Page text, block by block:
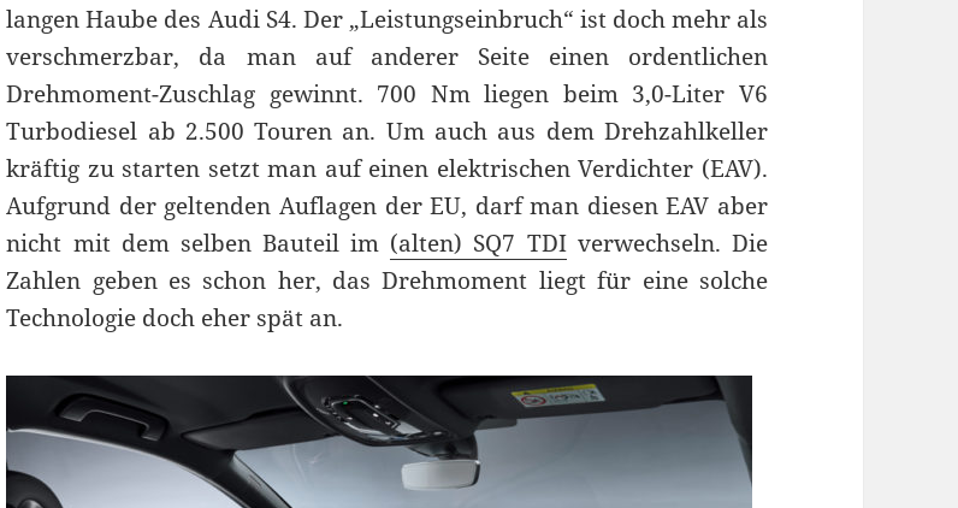
langen Haube des Audi S4. Der „Leistungseinbruch“ ist doch mehr als
verschmerzbar, da man auf anderer Seite einen ordentlichen
Drehmoment-Zuschlag gewinnt. 700 Nm liegen beim 3,0-Liter V6
Turbodiesel ab 2.500 Touren an. Um auch aus dem Drehzahlkeller
kräftig zu starten setzt man auf einen elektrischen Verdichter (EAV).
Aufgrund der geltenden Auflagen der EU, darf man diesen EAV aber
nicht mit dem selben Bauteil im (alten) SQ7 TDIverwechseln. Die
Zahlen geben es schon her, das Drehmoment liegt für eine solche
Technologie doch eher spät an.